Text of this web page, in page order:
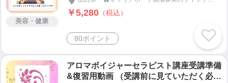
美容・健康
￥5,280 （税込）
80ポイント
アロマボイジャーセラピスト講座受講準備
&復習用動画 （受講前に見ていただく必須